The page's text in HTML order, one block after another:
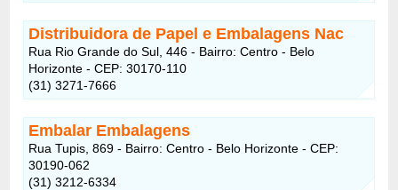
Distribuidora de Papel e Embalagens Nac
Rua Rio Grande do Sul, 446 - Bairro: Centro - Belo
Horizonte - CEP: 30170-110
(31) 3271-7666
Embalar Embalagens
Rua Tupis, 869 - Bairro: Centro - Belo Horizonte - CEP:
30190-062
(31) 3212-6334